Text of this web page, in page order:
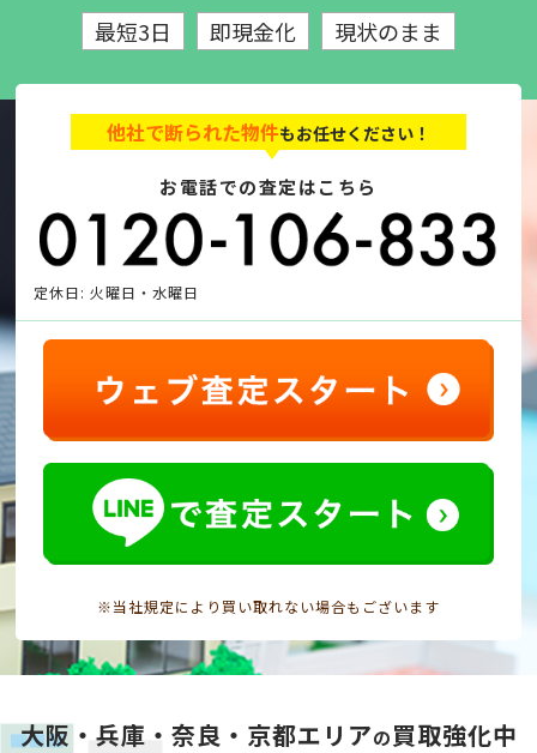
最短3日 即現金化 現状のまま
他社で断られた物件もお任せください！
お電話での査定はこちら
定休日: 火曜日・水曜日
※当社規定により買い取れない場合もございます
大阪・兵庫・奈良・京都エリアの買取強化中